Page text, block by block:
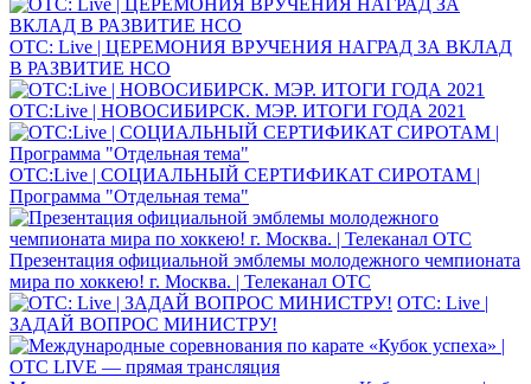
ОТС: Live | ЦЕРЕМОНИЯ ВРУЧЕНИЯ НАГРАД ЗА ВКЛАД
В РАЗВИТИЕ НСО
ОТС:Live | НОВОСИБИРСК. МЭР. ИТОГИ ГОДА 2021
ОТС:Live | СОЦИАЛЬНЫЙ СЕРТИФИКАТ СИРОТАМ |
Программа "Отдельная тема"
Презентация официальной эмблемы молодежного чемпионата
мира по хоккею! г. Москва. | Телеканал ОТС
ОТС: Live |
ЗАДАЙ ВОПРОС МИНИСТРУ!